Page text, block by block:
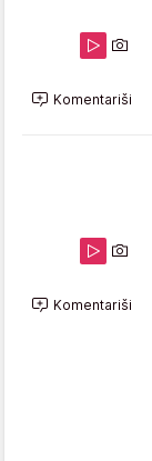
Komentariši
Komentariši